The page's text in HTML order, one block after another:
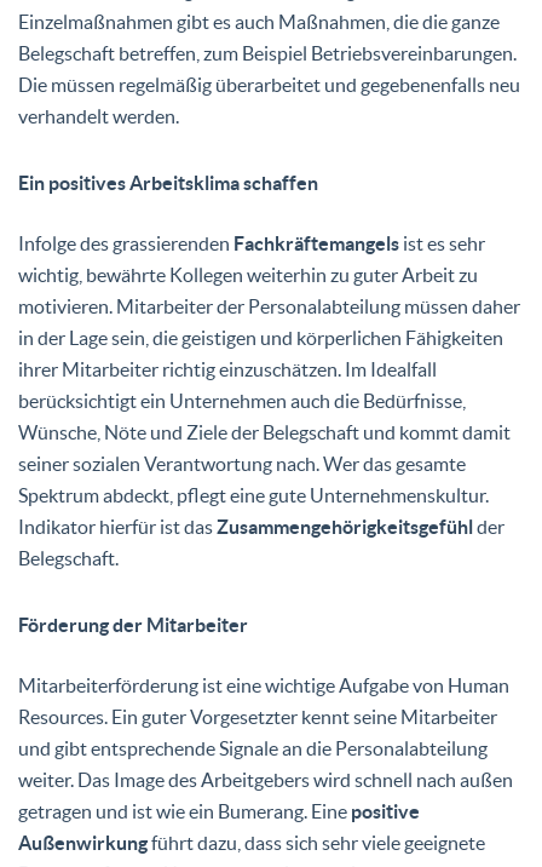
Einzelmaßnahmen gibt es auch Maßnahmen, die die ganze
Belegschaft betreffen, zum Beispiel Betriebsvereinbarungen.
Die müssen regelmäßig überarbeitet und gegebenenfalls neu
verhandelt werden.
Ein positives Arbeitsklima schaffen
Infolge des grassierenden Fachkräftemangels ist es sehr
wichtig, bewährte Kollegen weiterhin zu guter Arbeit zu
motivieren. Mitarbeiter der Personalabteilung müssen daher
in der Lage sein, die geistigen und körperlichen Fähigkeiten
ihrer Mitarbeiter richtig einzuschätzen. Im Idealfall
berücksichtigt ein Unternehmen auch die Bedürfnisse,
Wünsche, Nöte und Ziele der Belegschaft und kommt damit
seiner sozialen Verantwortung nach. Wer das gesamte
Spektrum abdeckt, pflegt eine gute Unternehmenskultur.
Indikator hierfür ist dasZusammengehörigkeitsgefühlder
Belegschaft.
Förderung der Mitarbeiter
Mitarbeiterförderung ist eine wichtige Aufgabe von Human
Resources. Ein guter Vorgesetzter kennt seine Mitarbeiter
und gibt entsprechende Signale an die Personalabteilung
weiter. Das Image des Arbeitgebers wird schnell nach außen
getragen und ist wie ein Bumerang. Eine positive
Außenwirkungführt dazu, dass sich sehr viele geeignete